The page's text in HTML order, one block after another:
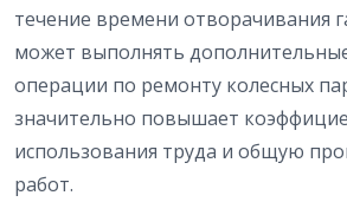
течение времени отворачивания
может выполнять
операции по ремонту колесных
значительно повышает
использования труда и общую
работ.